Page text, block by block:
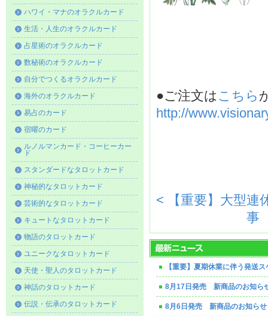
ハワイ・マナのオラクルカード
生活・人生のオラクルカード
占星術のオラクルカード
数秘術のオラクルカード
自分でつくるオラクルカード
海外のオラクルカード
易占のカード
宿曜のカード
ルノルマンカード・コーヒーカー
ド
スタンダードなタロットカード
神秘的なタロットカード
芸術的なタロットカード
キュートなタロットカード
物語のタロットカード
ユニークなタロットカード
天使・聖人のタロットカード
神話のタロットカード
伝説・伝承のタロットカード
●ご注文は こちら
http://
< 【重要】大型連
事
【重要】夏期休業に伴う発送
8月17日発売 新商品のお知ら
8月6日発売 新商品のお知らせ